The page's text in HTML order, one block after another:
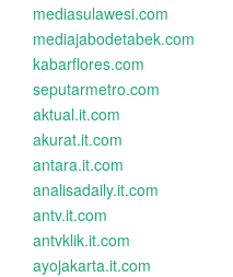
mediasulawesi.com
mediajabodetabek.com
kabarflores.com
seputarmetro.com
aktual.it.com
akurat.it.com
antara.it.com
analisadaily.it.com
antv.it.com
antvklik.it.com
ayojakarta.it.com